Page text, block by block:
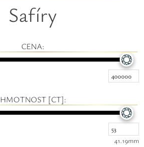
Safíry
GLI oceňování
Safíry
CENA:
HMOTNOST [CT]:
41.19mm